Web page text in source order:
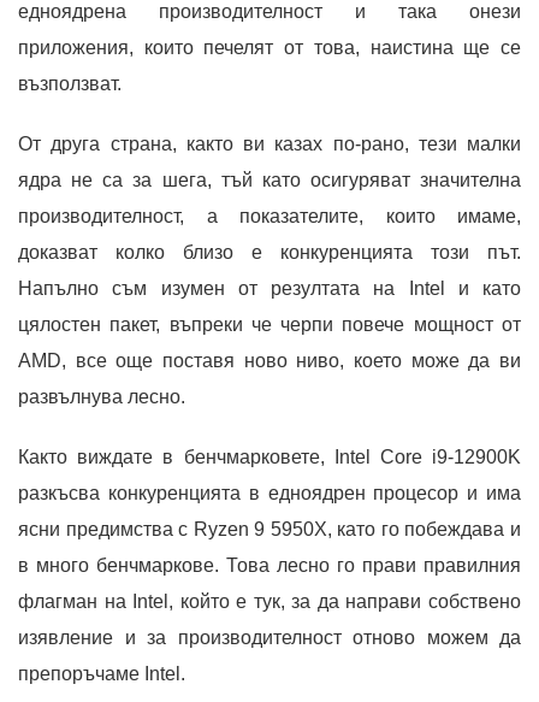
едноядрена производителност и така онези
приложения, които печелят от това, наистина ще се
възползват.
От друга страна, както ви казах по-рано, тези малки
ядра не са за шега, тъй като осигуряват значителна
производителност, а показателите, които имаме,
доказват колко близо е конкуренцията този път.
Напълно съм изумен от резултата на Intel и като
цялостен пакет, въпреки че черпи повече мощност от
AMD, все още поставя ново ниво, което може да ви
развълнува лесно.
Както виждате в бенчмарковете, Intel Core i9-12900K
разкъсва конкуренцията в едноядрен процесор и има
ясни предимства с Ryzen 9 5950X, като го побеждава и
в много бенчмаркове. Това лесно го прави правилния
флагман на Intel, който е тук, за да направи собствено
изявление и за производителност отново можем да
препоръчаме Intel.